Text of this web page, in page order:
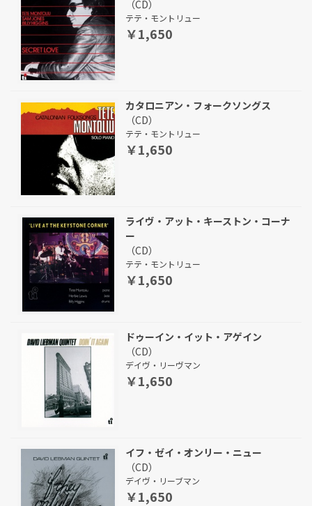
（CD）
テテ・モントリュー
￥1,650
カタロニアン・フォークソングス
（CD）
テテ・モントリュー
￥1,650
ライヴ・アット・キーストン・コーナ
ー
（CD）
テテ・モントリュー
￥1,650
ドゥーイン・イット・アゲイン
（CD）
デイヴ・リーヴマン
￥1,650
イフ・ゼイ・オンリー・ニュー
（CD）
デイヴ・リーブマン
￥1,650